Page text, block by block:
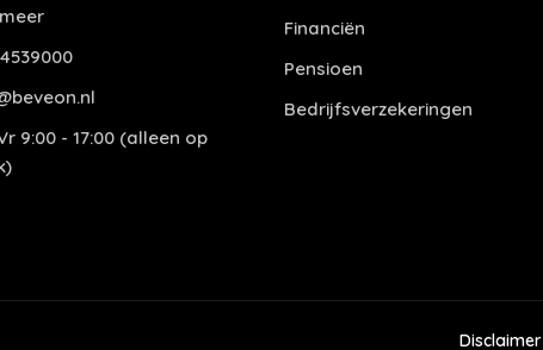
9:00 - 17:00 (alleen op
Financiën
Pensioen
Bedrijfsverzekeringen
Disclaimer